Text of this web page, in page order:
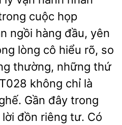
cuộc họp
ngồi hàng đầu, yên
lòng cô hiểu rõ, so
thường, những thứ
không chỉ là
Gần đây trong
đồn riêng tư. Có